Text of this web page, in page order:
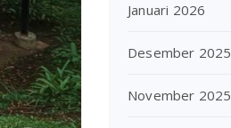
Januari 2026
Desember 2025
November 2025